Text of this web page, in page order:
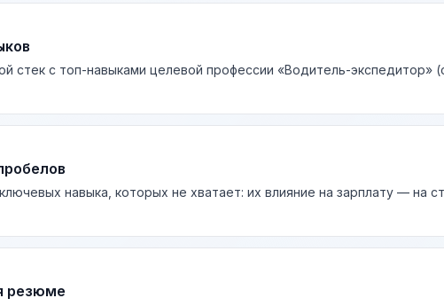
стек с топ-навыками целевой профессии «Водитель-экспедитор»
навыка, которых не хватает: их влияние на зарплату — на
резюме